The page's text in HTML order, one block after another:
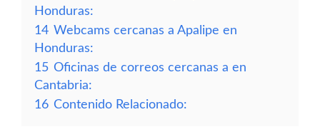
Honduras:
14 Webcams cercanas a Apalipe en
Honduras:
15 Oficinas de correos cercanas a en
Cantabria:
16 Contenido Relacionado: